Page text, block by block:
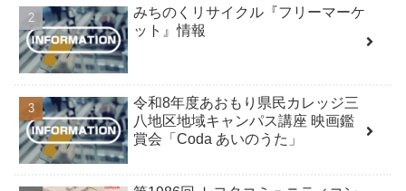
みちのくリサイクル『フリーマーケ
ット』情報
令和8年度あおもり県民カレッジ三
八地区地域キャンパス講座 映画鑑
賞会「Coda あいのうた」